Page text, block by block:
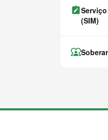
note_alt
(SIM)
diversity_1